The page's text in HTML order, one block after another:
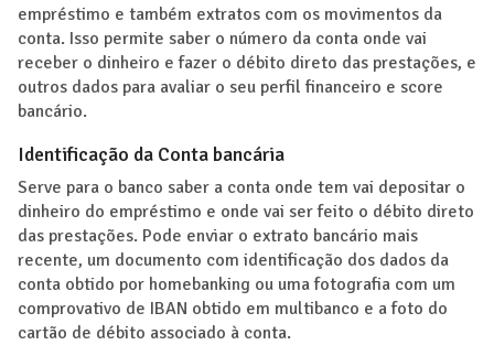
empréstimo e também extratos com os movimentos da
conta. Isso permite saber o número da conta onde vai
receber o dinheiro e fazer o débito direto das prestações, e
outros dados para avaliar o seu perfil financeiro e score
bancário.
Identificação da Conta bancária
Serve para o banco saber a conta onde tem vai depositar o
dinheiro do empréstimo e onde vai ser feito o débito direto
das prestações. Pode enviar o extrato bancário mais
recente, um documento com identificação dos dados da
conta obtido por homebanking ou uma fotografia com um
comprovativo de IBAN obtido em multibanco e a foto do
cartão de débito associado à conta.